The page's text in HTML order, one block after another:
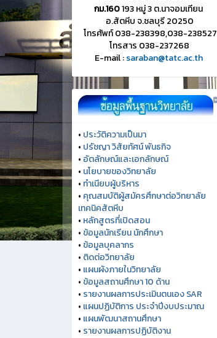
กม.160193 หมู่ 3 ต.นาจอมเทียน
อ.สัตหีบ จ.ชลบุรี 20250
โทรศัพท์ 038-238398,038-238527
โทรสาร 038-237268
E-mail :saraban@tatc.ac.th
• ประวัติความเป็นมา
• ปรัชญา วิสัยทัศน์ พันธกิจ
• อัตลักษณ์และเอกลักษณ์
• นโยบายของวิทยาลัย
• ทำเนียบผู้บริหาร
• คุณสมบัติผู้สมัครศึกษาต่อวิทยาลัย
เทคนิคสัตหีบ
• หลักสูตรที่เปิดสอน
• ข้อมูลนักเรียน นักศึกษา
• ข้อมูลบุคลากร
• ติดต่อวิทยาลัย
• แผนผังภายในวิทยาลัย
• ข้อมูลสถานศึกษา 10 ด้าน
• รายงานผลการประเมินตนเอง SAR
• แผนปฏิบัติการ ประจำปีงบประมาณ
• แผนพัฒนาสถานศึกษา
• รายงานผลการปฏิบัติงาน